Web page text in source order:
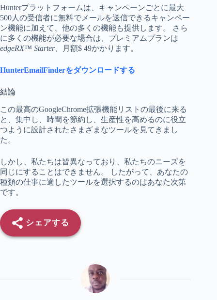
Hunterプラットフォームは、キャンペーンごとに最大
500人の受信者に無料でメールを送信できるキャンペー
ン機能に加えて、他の多くの機能も提供します。 さら
に多くの機能が必要な場合は、プレミアムプランは
edgeRX™ Starter、月額$ 49かかります。
HunterEmailFinderをダウンロードする
結論
この最高のGoogleChrome拡張機能リストの最後に来る
と、集中し、時間を節約し、生産性を高めるのに役立
つように設計されたさまざまなツールを見てきまし
た。
しかし、私たちは皆異なっており、私たちのニーズを
同じにすることはできません。 したがって、あなたの
種類の仕事に適したツールを選択するのはあなた次第
です。
シェアする